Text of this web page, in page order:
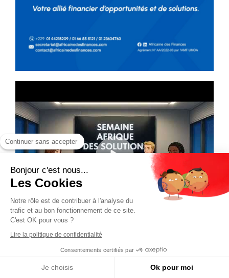
Continuer sans accepter
Bonjour c'est nous...
Les Cookies
Notre rôle est de contribuer à l'analyse du
trafic et au bon fonctionnement de ce site.
C'est OK pour vous ?
Lire la politique de confidentialité
Consentements certifiés par
Je choisis Ok pour moi